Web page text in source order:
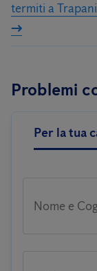
termiti a Trapani
Problemi
Per la tua
Nome e